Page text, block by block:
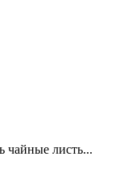
чайные листь...